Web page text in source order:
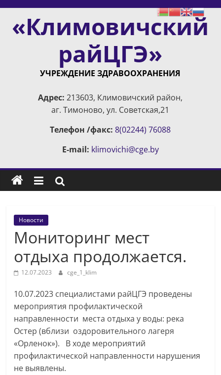
Skip
content«Климовичский
райЦГЭ»
УЧРЕЖДЕНИЕ ЗДРАВООХРАНЕНИЯ
Адрес: 213603, Климовичский район,
аг. Тимоново, ул. Советская,21
Телефон /факс:8(02244) 76088
E-mail: klimovichi@cge.by
Новости
Мониторинг мест
отдыха продолжается.
12.07.2023 cge_1_klim
10.07.2023 специалистами райЦГЭ проведены
мероприятия профилактической
направленности места отдыха у воды: река
Остер (вблизи оздоровительного лагеря
«Орленок»). В ходе мероприятий
профилактической направленности нарушения
не выявлены.